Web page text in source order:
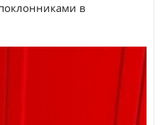
в